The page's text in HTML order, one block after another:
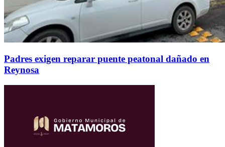
Padres exigen reparar puente peatonal dañado en
Reynosa